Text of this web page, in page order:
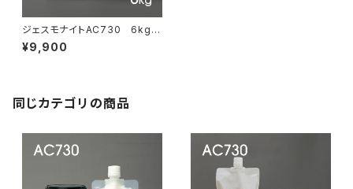
ジェスモナイトAC730 6kgセ
ット
¥9,900
同じカテゴリの商品